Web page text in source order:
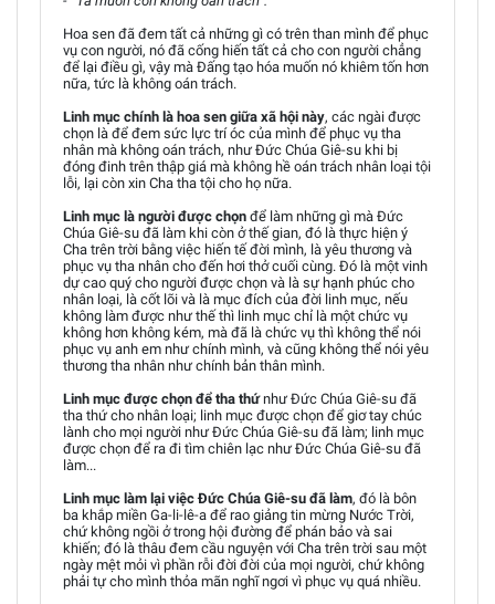
Hoa sen đã đem tất cả những gì có trên than mình để phục
vụ con người, nó đã cống hiến tất cả cho con người chẳng
để lại điều gì, vậy mà Đấng tạo hóa muốn nó khiêm tốn hơn
nữa, tức là không oán trách.
Linh mục chính là hoa sen giữa xã hội này, các ngài được
chọn là để đem sức lực trí óc của mình để phục vụ tha
nhân mà không oán trách, như Đức Chúa Giê-su khi bị
đóng đinh trên thập giá mà không hề oán trách nhân loại tội
lỗi, lại còn xin Cha tha tội cho họ nữa.
Linh mục là người được chọn để làm những gì mà Đức
Chúa Giê-su đã làm khi còn ở thế gian, đó là thực hiện ý
Cha trên trời bằng việc hiến tế đời mình, là yêu thương và
phục vụ tha nhân cho đến hơi thở cuối cùng. Đó là một vinh
dự cao quý cho người được chọn và là sự hạnh phúc cho
nhân loại, là cốt lõi và là mục đích của đời linh mục, nếu
không làm được như thế thì linh mục chỉ là một chức vụ
không hơn không kém, mà đã là chức vụ thì không thể nói
phục vụ anh em như chính mình, và cũng không thể nói yêu
thương tha nhân như chính bản thân mình.
Linh mục được chọn để tha thứnhư Đức Chúa Giê-su đã
tha thứ cho nhân loại; linh mục được chọn để giơ tay chúc
lành cho mọi người như Đức Chúa Giê-su đã làm; linh mục
được chọn để ra đi tìm chiên lạc như Đức Chúa Giê-su đã
làm...
Linh mục làm lại việc Đức Chúa Giê-su đã làm, đó là bôn
ba khắp miền Ga-li-lê-a để rao giảng tin mừng Nước Trời,
chứ không ngồi ở trong hội đường để phán bảo và sai
khiến; đó là thâu đem cầu nguyện với Cha trên trời sau một
ngày mệt mỏi vì phần rỗi đời đời của mọi người, chứ không
phải tự cho mình thỏa mãn nghĩ ngơi vì phục vụ quá nhiều.